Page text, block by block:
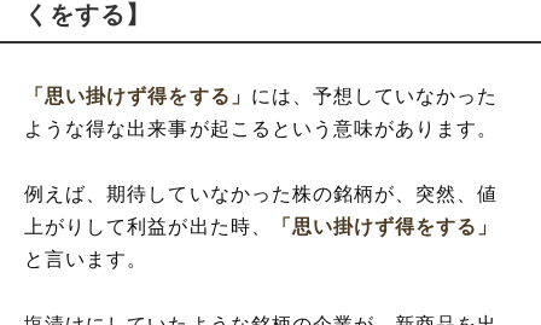
くをする】
「思い掛けず得をする」 には、予想していなかった
ような得な出来事が起こるという意味があります。
例えば、期待していなかった株の銘柄が、突然、値
上がりして利益が出た時、
「思い掛けず得をする」
と言います。